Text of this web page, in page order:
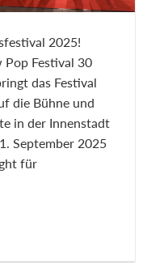
2025!
Pop Festival 30
das Festival
die Bühne und
in der Innenstadt
September 2025
für